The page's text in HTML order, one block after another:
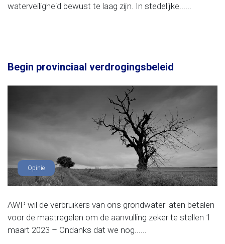
waterveiligheid bewust te laag zijn. In stedelijke......
Begin provinciaal verdrogingsbeleid
Opinie
AWP wil de verbruikers van ons grondwater laten betalen
voor de maatregelen om de aanvulling zeker te stellen 1
maart 2023 – Ondanks dat we nog......